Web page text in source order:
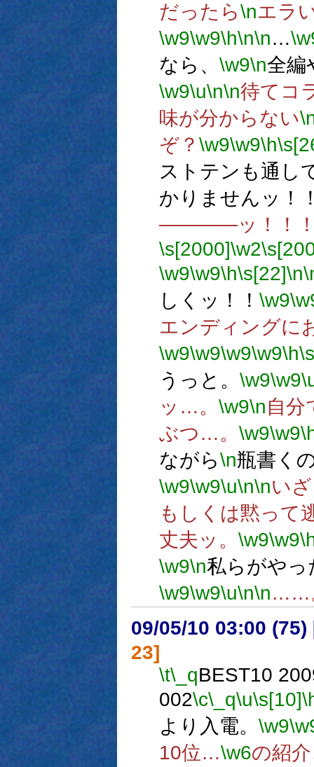
だったら\nエラ
\w9\w9\h\n\n…
なら、 \w9\n全編
\w9\u\n\n待てコ
味が分からない
ぞ？ \w9\w9\h
ストテンも通し
かりませんッ！
――――ッ！！
\s[2000]\w2
\w9\w9\h\s[22]\n
しくッ！！ \w9
エンディングに
\w9\w9\w9\w9\h
うっと。 \w9\w9
ッ…。 \w9\n自
ぶつ…。 \w9\w9
ながら\n瓶書く
\w9\w9\u\n\nい
もしくは黙って
丈夫ッ。 \w9\w9
\w9\n私らがやっ
\w9\w9\u\n\n……
09/05/10 03:00 (75)
23]
\t\_qBEST10
002\c\_q\u\s[10]
より入電。 \w9
10位…\w6の紹